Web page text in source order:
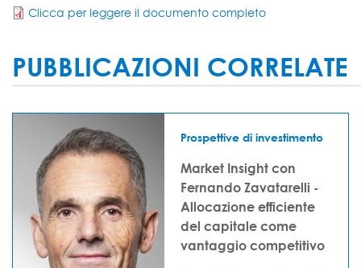
Clicca per leggere il documento completo
PUBBLICAZIONI CORRELATE
Prospettive di investimento
Market Insight con
Fernando Zavatarelli -
Allocazione efficiente
del capitale come
vantaggio competitivo